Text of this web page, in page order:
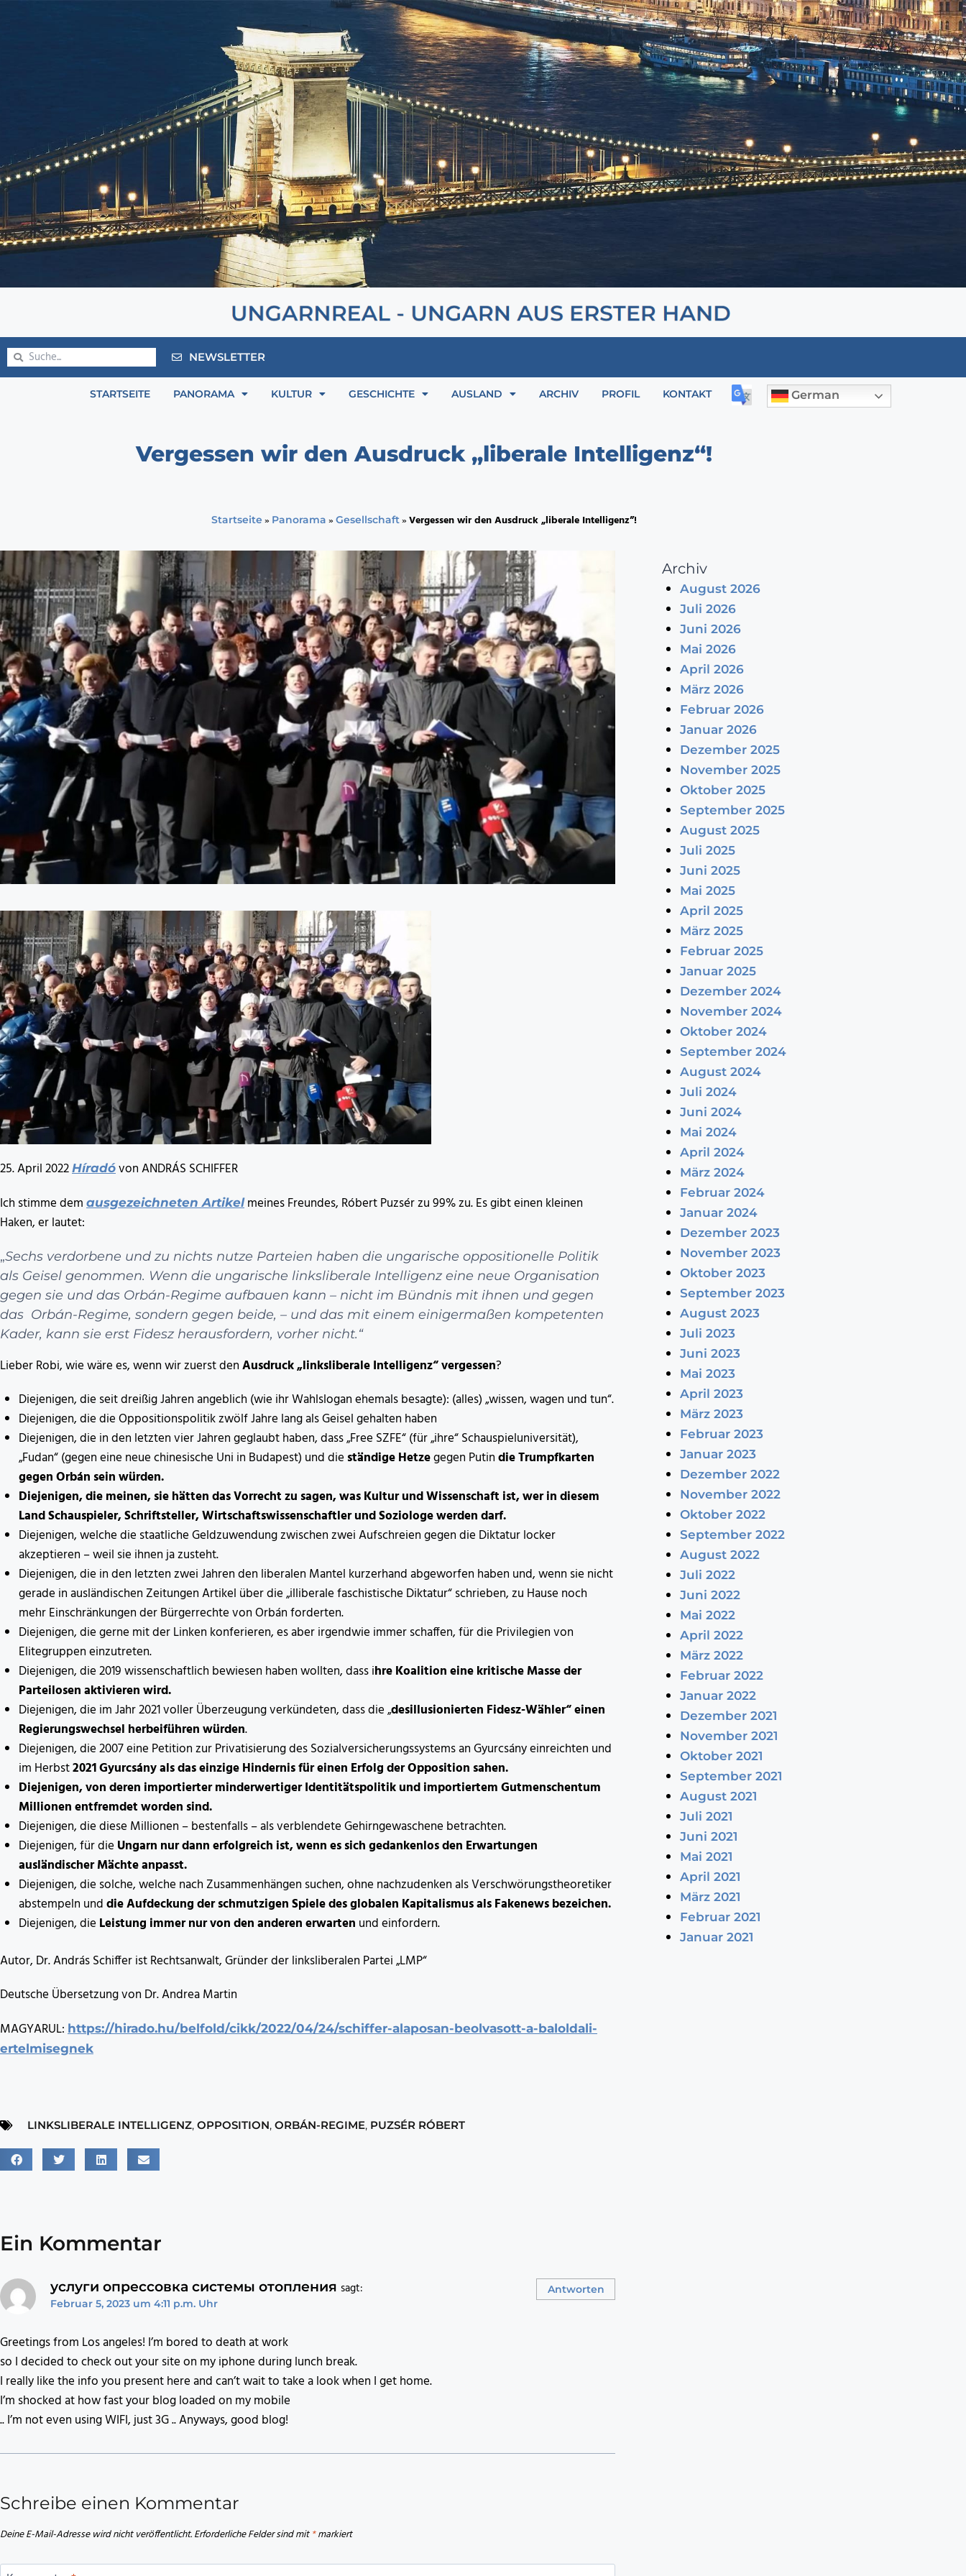
NEWSLETTER
STARTSEITE PANORAMA KULTUR GESCHICHTE AUSLAND ARCHIV PROFIL KONTAKT German
Vergessen wir den Ausdruck „liberale Intelligenz“!
Startseite » Panorama » Gesellschaft»Vergessen wir den Ausdruck „liberale Intelligenz”!
25. April 2022 Híradó von ANDRÁS SCHIFFER
Ich stimme dem ausgezeichneten Artikelmeines Freundes, Róbert Puzsér zu 99% zu. Es gibt einen kleinen
Haken, er lautet:
„Sechs verdorbene und zu nichts nutze Parteien haben die ungarische oppositionelle Politik
als Geisel genommen. Wenn die ungarische linksliberale Intelligenz eine neue Organisation
gegen sie und das Orbán-Regime aufbauen kann – nicht im Bündnis mit ihnen und gegen
das Orbán-Regime, sondern gegen beide, – und das mit einem einigermaßen kompetenten
Kader, kann sie erst Fidesz herausfordern, vorher nicht.“
Lieber Robi, wie wäre es, wenn wir zuerst denAusdruck „linksliberale Intelligenz“ vergessen?
Diejenigen, die seit dreißig Jahren angeblich (wie ihr Wahlslogan ehemals besagte): (alles) „wissen, wagen und tun“.
Diejenigen, die die Oppositionspolitik zwölf Jahre lang als Geisel gehalten haben
Diejenigen, die in den letzten vier Jahren geglaubt haben, dass „Free SZFE“ (für „ihre“ Schauspieluniversität),
„Fudan“ (gegen eine neue chinesische Uni in Budapest) und die ständige Hetzegegen Putindie Trumpfkarten
gegen Orbán sein würden.
Diejenigen, die meinen, sie hätten das Vorrecht zu sagen, was Kultur und Wissenschaft ist, wer in diesem
Land Schauspieler, Schriftsteller, Wirtschaftswissenschaftler und Soziologe werden darf.
Diejenigen, welche die staatliche Geldzuwendung zwischen zwei Aufschreien gegen die Diktatur locker
akzeptieren – weil sie ihnen ja zusteht.
Diejenigen, die in den letzten zwei Jahren den liberalen Mantel kurzerhand abgeworfen haben und, wenn sie nicht
gerade in ausländischen Zeitungen Artikel über die „illiberale faschistische Diktatur“ schrieben, zu Hause noch
mehr Einschränkungen der Bürgerrechte von Orbán forderten.
Diejenigen, die gerne mit der Linken konferieren, es aber irgendwie immer schaffen, für die Privilegien von
Elitegruppen einzutreten.
Diejenigen, die 2019 wissenschaftlich bewiesen haben wollten, dass ihre Koalition eine kritische Masse der
Parteilosen aktivieren wird.
Diejenigen, die im Jahr 2021 voller Überzeugung verkündeten, dass die „desillusionierten Fidesz-Wähler“ einen
Regierungswechsel herbeiführen würden.
Diejenigen, die 2007 eine Petition zur Privatisierung des Sozialversicherungssystems an Gyurcsány einreichten und
im Herbst2021 Gyurcsány als das einzige Hindernis für einen Erfolg der Opposition sahen.
Diejenigen, von deren importierter minderwertiger Identitätspolitik und importiertem Gutmenschentum
Millionen entfremdet worden sind.
Diejenigen, die diese Millionen – bestenfalls – als verblendete Gehirngewaschene betrachten.
Diejenigen, für die Ungarn nur dann erfolgreich ist, wenn es sich gedankenlos den Erwartungen
ausländischer Mächte anpasst.
Diejenigen, die solche, welche nach Zusammenhängen suchen, ohne nachzudenken als Verschwörungstheoretiker
abstempeln unddie Aufdeckung der schmutzigen Spiele des globalen Kapitalismus als Fakenews bezeichen.
Diejenigen, die Leistung immer nur von den anderen erwarten und einfordern.
Autor, Dr. András Schiffer ist Rechtsanwalt, Gründer der linksliberalen Partei „LMP“
Deutsche Übersetzung von Dr. Andrea Martin
MAGYARUL: https://hirado.hu/belfold/cikk/2022/04/24/schiffer-alaposan-beolvasott-a-baloldali-
ertelmisegnek
LINKSLIBERALE INTELLIGENZ, OPPOSITION, ORBÁN-REGIME, PUZSÉR RÓBERT
Ein Kommentar
услуги опрессовка системы отопления sagt:
Februar 5, 2023 um 4:11 p.m. Uhr
Greetings from Los angeles! I’m bored to death at work
so I decided to check out your site on my iphone during lunch break.
I really like the info you present here and can’t wait to take a look when I get home.
I’m shocked at how fast your blog loaded on my mobile
.. I’m not even using WIFI, just 3G .. Anyways, good blog!
Antworten
Schreibe einen Kommentar
Deine E-Mail-Adresse wird nicht veröffentlicht.Erforderliche Felder sind mit*markiert
Archiv
August 2026
Juli 2026
Juni 2026
Mai 2026
April 2026
März 2026
Februar 2026
Januar 2026
Dezember 2025
November 2025
Oktober 2025
September 2025
August 2025
Juli 2025
Juni 2025
Mai 2025
April 2025
März 2025
Februar 2025
Januar 2025
Dezember 2024
November 2024
Oktober 2024
September 2024
August 2024
Juli 2024
Juni 2024
Mai 2024
April 2024
März 2024
Februar 2024
Januar 2024
Dezember 2023
November 2023
Oktober 2023
September 2023
August 2023
Juli 2023
Juni 2023
Mai 2023
April 2023
März 2023
Februar 2023
Januar 2023
Dezember 2022
November 2022
Oktober 2022
September 2022
August 2022
Juli 2022
Juni 2022
Mai 2022
April 2022
März 2022
Februar 2022
Januar 2022
Dezember 2021
November 2021
Oktober 2021
September 2021
August 2021
Juli 2021
Juni 2021
Mai 2021
April 2021
März 2021
Februar 2021
Januar 2021